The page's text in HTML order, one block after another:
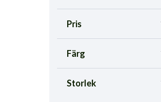
Pris
Färg
Storlek